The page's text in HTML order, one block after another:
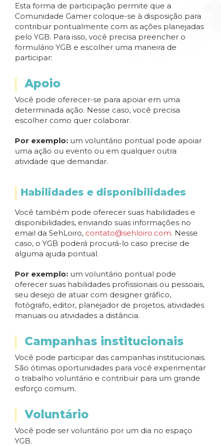
Esta forma de participação permite que a
Comunidade Gamer coloque-se à disposição para
contribuir pontualmente com as ações planejadas
pelo YGB. Para isso, você precisa preencher o
formulário YGB e escolher uma maneira de
participar:
Apoio
Você pode oferecer-se para apoiar em uma
determinada ação. Nesse caso, você precisa
escolher como quer colaborar.
Por exemplo: um voluntário pontual pode apoiar
uma ação ou evento ou em qualquer outra
atividade que demandar.
Habilidades e disponibilidades
Você também pode oferecer suas habilidades e
disponibilidades, enviando suas informações no
email da SehLoiro, contato@sehloiro.com. Nesse
caso, o YGB poderá procurá-lo caso precise de
alguma ajuda pontual.
Por exemplo: um voluntário pontual pode
oferecer suas habilidades profissionais ou pessoais,
seu desejo de atuar com designer gráfico,
fotógrafo, editor, planejador de projetos, atividades
manuais ou atividades a distância.
Campanhas institucionais
Você pode participar das campanhas institucionais.
São ótimas oportunidades para você experimentar
o trabalho voluntário e contribuir para um grande
esforço comum.
Voluntário
Você pode ser voluntário por um dia no espaço
YGB.